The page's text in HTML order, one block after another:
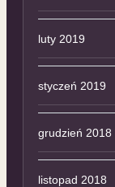
luty 2019
styczeń 2019
grudzień 2018
listopad 2018